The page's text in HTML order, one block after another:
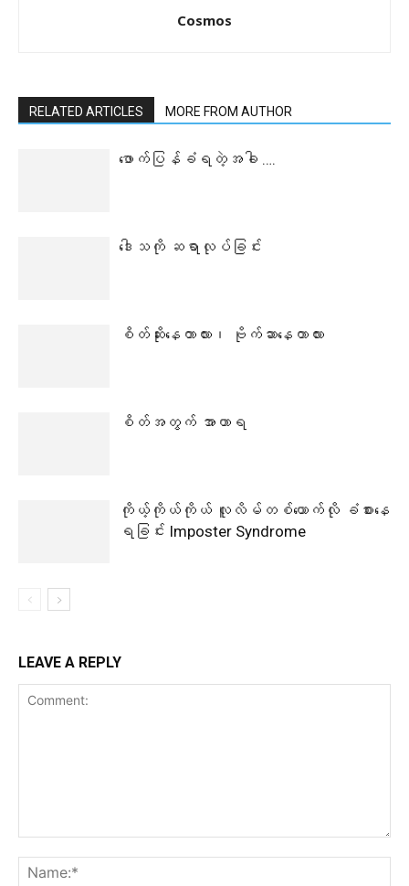
Cosmos
RELATED ARTICLES MORE FROM AUTHOR
ဖောက်ပြန်ခံရတဲ့အခါ ….
ဒေါသကို ဆရာလုပ်ခြင်း
စိတ်ဆိုးနေတာလား၊ ဗိုက်ဆာနေတာလား
စိတ်အတွက် အာဟာရ
ကိုယ့်ကိုယ်ကိုယ် လူလိမ်တစ်ယောက်လို ခံစားနေ
ရခြင်း Imposter Syndrome
LEAVE A REPLY